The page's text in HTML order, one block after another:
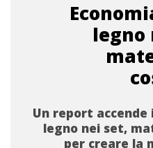
legno
Un report
legno nei set,
per creare la